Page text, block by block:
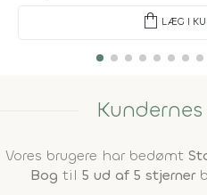
shopping_bag LÆG I
Vores brugere har bedømt
Bog til 5 ud af 5 stjerner